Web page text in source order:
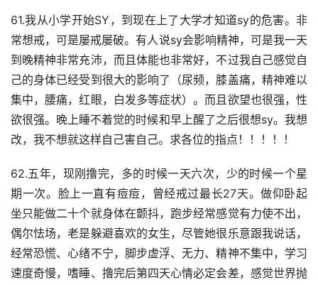
61.我从小学开始SY，到现在上了大学才知道sy的危害。非
常想戒，可是屡戒屡破。有人说sy会影响精神，可是我一天
到晚精神非常充沛，而且体能也非常好，不过我自己感觉自
己的身体已经受到很大的影响了（尿频，膝盖痛，精神难以
集中，腰痛，红眼，白发多等症状）。而且欲望也很强，性
欲很强。晚上睡不着觉的时候和早上醒了之后很想sy。我想
改，我不想就这样自己害自己。求各位的指点！！！！！
62.五年，现刚撸完，多的时候一天六次，少的时候一个星
期一次。脸上一直有痘痘，曾经戒过最长27天。做仰卧起
坐只能做二十个就身体在颤抖，跑步经常感觉有力使不出，
偶尔怯场，老是躲避喜欢的女生，尽管她很乐意跟我说话，
经常恐慌、心绪不宁，脚步虚浮、无力、精神不集中，学习
速度奇慢，嗜睡、撸完后第四天心情必定会差，感觉世界抛